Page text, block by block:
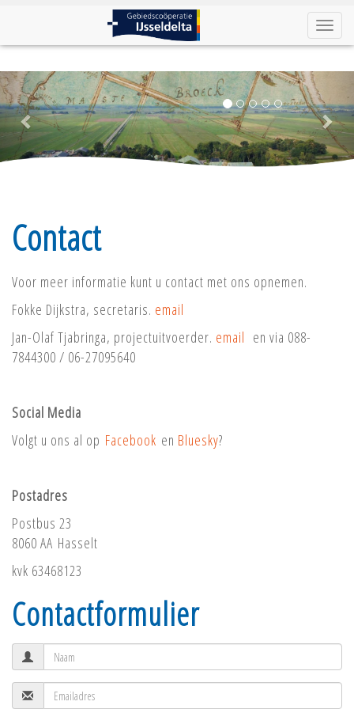
Toggle
Previous
Contact
Voor meer informatie kunt u contact met ons opnemen.
Fokke Dijkstra, secretaris. email
Jan-Olaf Tjabringa, projectuitvoerder. email en via 088-
7844300 / 06-27095640
Social Media
Volgt u ons al op Facebook en Bluesky?
Postadres
Postbus 23
8060 AA Hasselt
kvk 63468123
Contactformulier